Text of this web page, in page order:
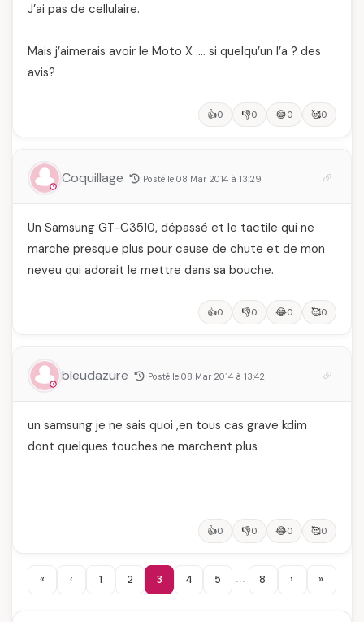
J’ai pas de cellulaire.
Mais j’aimerais avoir le Moto X …. si quelqu’un l’a ? des
avis?
👍0 👎0 😂0 🥰0
Coquillage Posté le 08 Mar 2014 à 13:29
Un Samsung GT-C3510, dépassé et le tactile qui ne
marche presque plus pour cause de chute et de mon
neveu qui adorait le mettre dans sa bouche.
👍0 👎0 😂0 🥰0
bleudazure Posté le 08 Mar 2014 à 13:42
un samsung je ne sais quoi ,en tous cas grave kdim
dont quelques touches ne marchent plus
👍0 👎0 😂0 🥰0
« ‹ 1 2 3 4 5 … 8 › »